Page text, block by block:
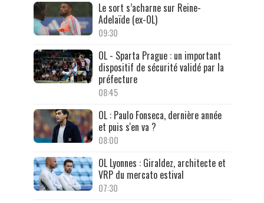
Le sort s’acharne sur Reine-
Adelaïde (ex-OL)
09:30
OL - Sparta Prague : un important
dispositif de sécurité validé par la
préfecture
08:45
OL : Paulo Fonseca, dernière année
et puis s'en va ?
08:00
OL Lyonnes : Giraldez, architecte et
VRP du mercato estival
07:30